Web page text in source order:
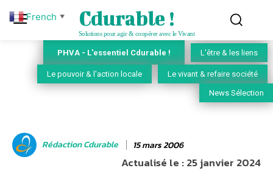
Cdurable !
Solutions pour agir & coopérer avec le Vivant
PHVA - L'essentiel Cdurable ! L'être & les liens
Le pouvoir & l'action locale Le vivant & refaire société
News Sélection
Rédaction Cdurable 15 mars 2006
Actualisé le :25 janvier 2024
French ▼